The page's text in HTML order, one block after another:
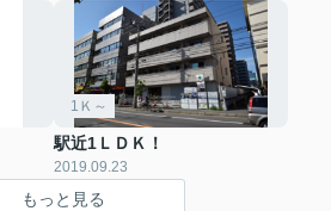
1Ｋ～
駅近1ＬＤＫ！
2019.09.23
もっと見る